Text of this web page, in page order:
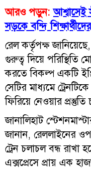
আরও পড়ুন: আশ্বাসেই
সড়কে বন্দি
রেল কর্তৃপক্ষ জানিয়েছে,
গুরুত্ব দিয়ে পরিস্থিতি
করতে বিকল্প একটি
সেটির মাধ্যমে
ফিরিয়ে নেওয়ার প্রস্তুতি
জানালিহাট
জানান, রেললাইনের
ট্রেন চলাচল বন্ধ
এক্সপ্রেসে প্রায় এক